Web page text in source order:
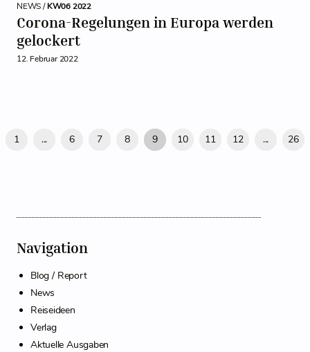
NEWS /KW06 2022
Corona-Regelungen in Europa werden
gelockert
12. Februar 2022
1 ... 6 7 8 9 10 11 12 ... 26
Navigation
Blog / Report
News
Reiseideen
Verlag
Aktuelle Ausgaben